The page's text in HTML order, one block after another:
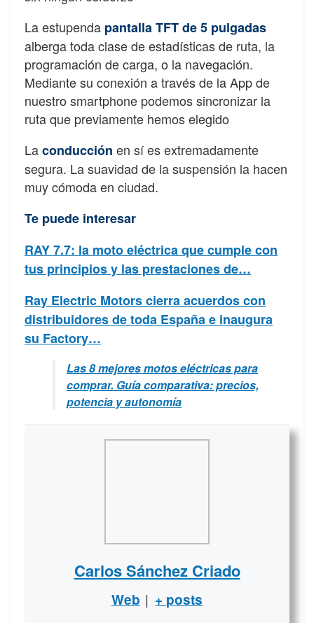
La estupenda pantalla TFT de 5 pulgadas
alberga toda clase de estadísticas de ruta, la
programación de carga, o la navegación.
Mediante su conexión a través de la App de
nuestro smartphone podemos sincronizar la
ruta que previamente hemos elegido
Laconducción en sí es extremadamente
segura. La suavidad de la suspensión la hacen
muy cómoda en ciudad.
Te puede interesar
RAY 7.7: la moto eléctrica que cumple con
tus principios y las prestaciones de…
Ray Electric Motors cierra acuerdos con
distribuidores de toda España e inaugura
su Factory…
Las 8 mejores motos eléctricas para
comprar. Guía comparativa: precios,
potencia y autonomía
Carlos Sánchez Criado
Web | + posts